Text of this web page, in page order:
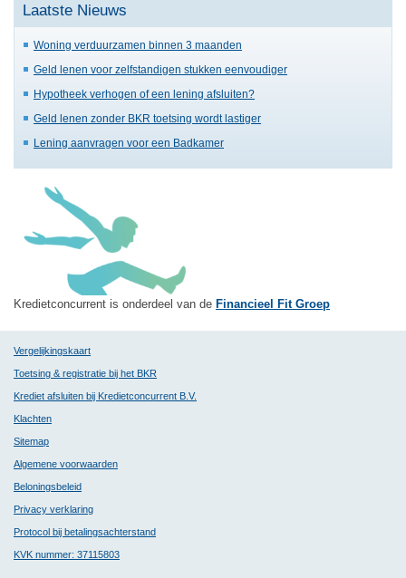
Laatste Nieuws
Woning verduurzamen binnen 3 maanden
Geld lenen voor zelfstandigen stukken eenvoudiger
Hypotheek verhogen of een lening afsluiten?
Geld lenen zonder BKR toetsing wordt lastiger
Lening aanvragen voor een Badkamer
Kredietconcurrent is onderdeel van de Financieel Fit Groep
Vergelijkingskaart
Toetsing & registratie bij het BKR
Krediet afsluiten bij Kredietconcurrent B.V.
Klachten
Sitemap
Algemene voorwaarden
Beloningsbeleid
Privacy verklaring
Protocol bij betalingsachterstand
KVK nummer: 37115803